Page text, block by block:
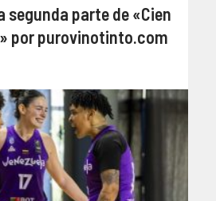
segunda parte de «Cien
por purovinotinto.com